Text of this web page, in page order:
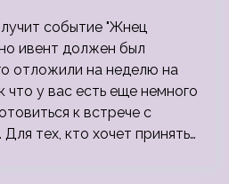
событие "Жнец
ивент должен был
отложили на неделю на
что у вас есть еще немного
к встрече с
тех, кто хочет принять…